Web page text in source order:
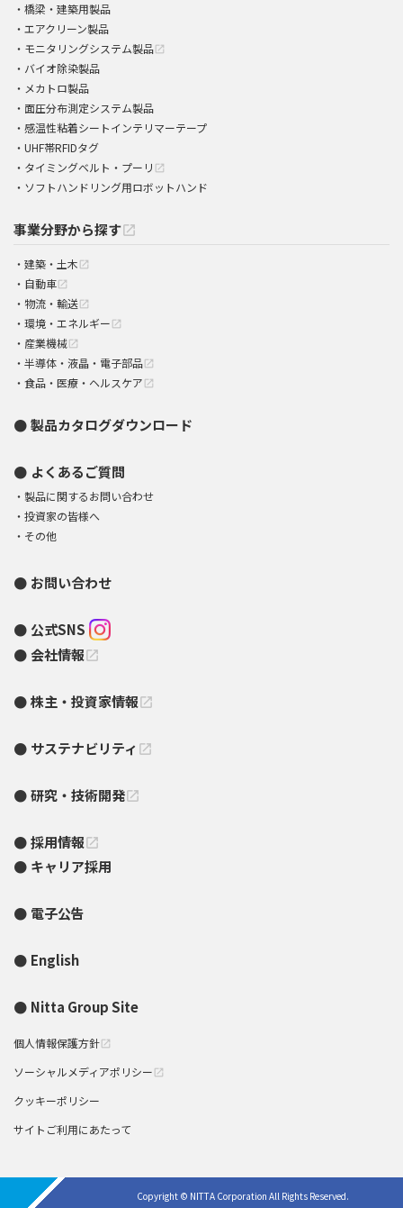
橋梁・建築用製品
エアクリーン製品
モニタリングシステム製品 open_in_new
バイオ除染製品
メカトロ製品
面圧分布測定システム製品
感温性粘着シートインテリマーテープ
UHF帯RFIDタグ
タイミングベルト・プーリ open_in_new
ソフトハンドリング用ロボットハンド
事業分野から探すopen_in_new
建築・土木 open_in_new
自動車 open_in_new
物流・輸送 open_in_new
環境・エネルギー open_in_new
産業機械 open_in_new
半導体・液晶・電子部品 open_in_new
食品・医療・ヘルスケア open_in_new
製品カタログダウンロード
よくあるご質問
製品に関するお問い合わせ
投資家の皆様へ
その他
お問い合わせ
公式SNS
会社情報open_in_new
株主・投資家情報open_in_new
サステナビリティ open_in_new
研究・技術開発open_in_new
採用情報open_in_new
キャリア採用
電子公告
English
Nitta Group Site
個人情報保護方針 open_in_new
ソーシャルメディアポリシー open_in_new
クッキーポリシー
サイトご利用にあたって
Copyright © NITTA Corporation All Rights Reserved.